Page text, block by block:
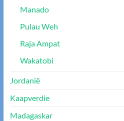
Manado
Pulau Weh
Raja Ampat
Wakatobi
Jordanië
Kaapverdie
Madagaskar